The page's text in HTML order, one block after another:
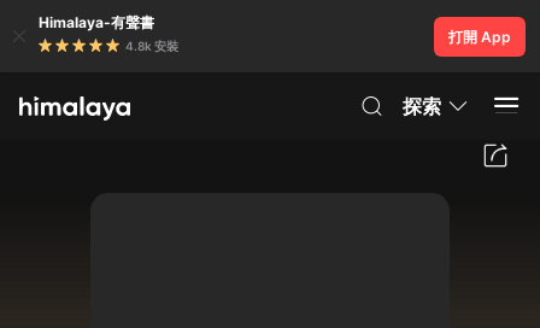
Himalaya-有聲書
4.8k 安裝
打開 App
探索